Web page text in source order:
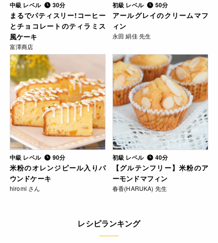
中級 レベル 30分
まるでパティスリー!コーヒー
とチョコレートのティラミス
風ケーキ
富澤商店
初級 レベル 50分
アールグレイのクリームマフ
ィン
永田 絹佳 先生
中級 レベル 90分
米粉のオレンジピール入りパ
ウンドケーキ
hiromi さん
初級 レベル 40分
【グルテンフリー】米粉のア
ーモンドマフィン
春香(HARUKA) 先生
レシピランキング